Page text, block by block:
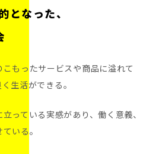
となった、
もったサービスや商品に溢れて
生活ができる。
っている実感があり、働く意義、
いる。